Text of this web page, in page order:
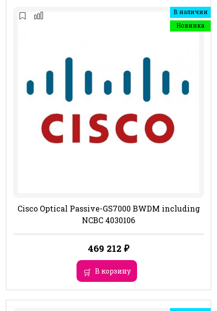
В наличии
Новинка
Cisco Optical Passive-GS7000 BWDM including
NCBC 4030106
469 212 ₽
В корзину